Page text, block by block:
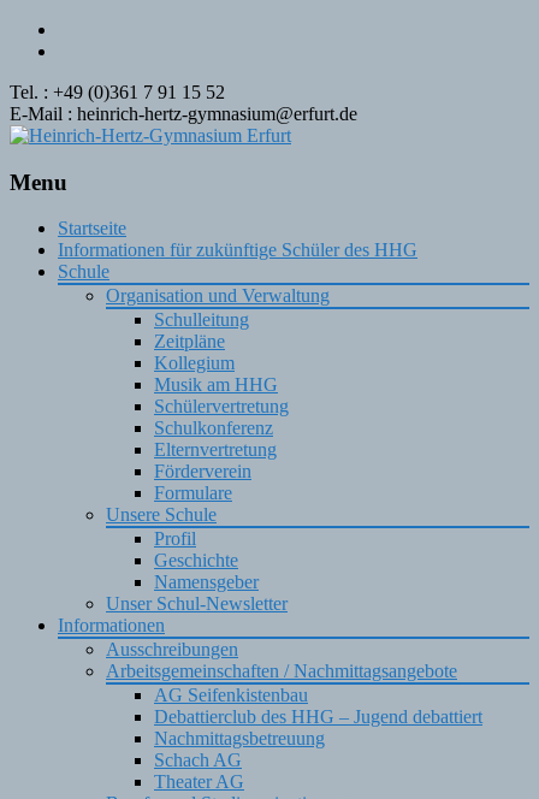
Tel. : +49 (0)361 7 91 15 52
E-Mail : heinrich-hertz-gymnasium@erfurt.de
Menu
Skip
content
Startseite
Informationen für zukünftige Schüler des HHG
Schule
Organisation und Verwaltung
Schulleitung
Zeitpläne
Kollegium
Musik am HHG
Schülervertretung
Schulkonferenz
Elternvertretung
Förderverein
Formulare
Unsere Schule
Profil
Geschichte
Namensgeber
Unser Schul-Newsletter
Informationen
Ausschreibungen
Arbeitsgemeinschaften / Nachmittagsangebote
AG Seifenkistenbau
Debattierclub des HHG – Jugend debattiert
Nachmittagsbetreuung
Schach AG
Theater AG